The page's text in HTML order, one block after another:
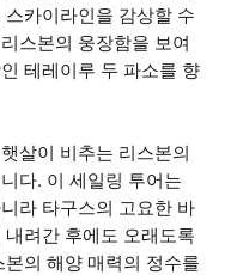
카이라인을 감상할 수
스본의 웅장함을 보여
테레이루 두 파소를 향
살이 비추는 리스본의
다. 이 세일링 투어는
라 타구스의 고요한 바
려간 후에도 오래도록
의 해양 매력의 정수를